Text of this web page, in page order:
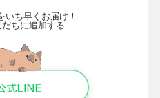
いち早くお届け！
ちに追加する